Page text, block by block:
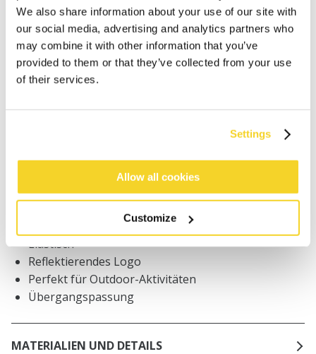
We also share information about your use of our site with
our social media, advertising and analytics partners who
may combine it with other information that you’ve
provided to them or that they’ve collected from your use
of their services.
Settings
Allow all cookies
Customize
Bestellungen, die vor 12 Uhr MEZ (Montag bis
Freitag) bei uns eingehen, werden noch am selben
Tag versandt
Kostenlose Lieferung für Bestellungen über 50€
87% recyceltes Polyester
Elastisch
Reflektierendes Logo
Perfekt für Outdoor-Aktivitäten
Übergangspassung
MATERIALIEN UND DETAILS